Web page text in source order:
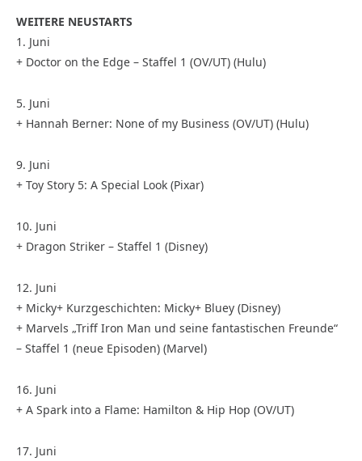
WEITERE NEUSTARTS
1. Juni
+ Doctor on the Edge – Staffel 1 (OV/UT) (Hulu)
5. Juni
+ Hannah Berner: None of my Business (OV/UT) (Hulu)
9. Juni
+ Toy Story 5: A Special Look (Pixar)
10. Juni
+ Dragon Striker – Staffel 1 (Disney)
12. Juni
+ Micky+ Kurzgeschichten: Micky+ Bluey (Disney)
+ Marvels „Triff Iron Man und seine fantastischen Freunde“
– Staffel 1 (neue Episoden) (Marvel)
16. Juni
+ A Spark into a Flame: Hamilton & Hip Hop (OV/UT)
17. Juni